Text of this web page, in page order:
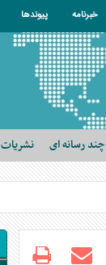
خبرنامه پیوندها
چند رسانه ای نشریات